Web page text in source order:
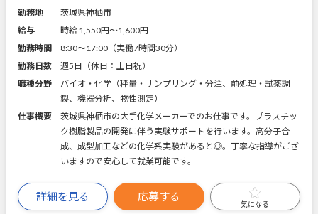
勤務地
茨城県神栖市
給与
時給 1,550円〜1,600円
勤務時間
8:30～17:00（実働7時間30分）
勤務日数
週5日（休日：土日祝）
職種分野
バイオ・化学（秤量・サンプリング・分注、前処理・試薬調
製、機器分析、物性測定）
仕事概要
茨城県神栖市の大手化学メーカーでのお仕事です。プラスチッ
ク樹脂製品の開発に伴う実験サポートを行います。高分子合
成、成型加工などの化学系実験があると◎。丁寧な指導がござ
いますので安心して就業可能です。
詳細を見る 応募する
気になる